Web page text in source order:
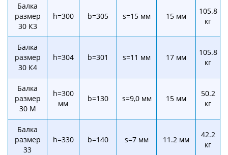
Балка
размер
30 К3
h=300 b=305 s=15 мм 15 мм
105.8
кг
Балка
размер
30 К4
h=304 b=301 s=11 мм 17 мм
105.8
кг
Балка
размер
30 М
h=300
мм
b=130 s=9,0 мм 15 мм
50.2
кг
Балка
размер
33
h=330 b=140 s=7 мм 11.2 мм
42.2
кг